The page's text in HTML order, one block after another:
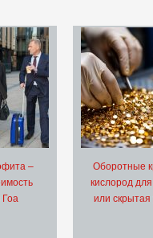
–
Оборотные
кислород
или скрытая